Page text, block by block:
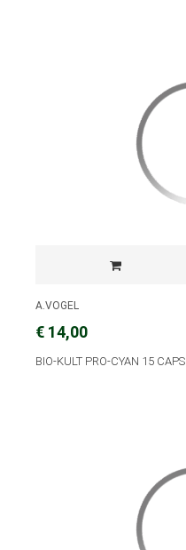
A.VOGEL
€ 14,00
BIO-KULT PRO-CYAN 15 CAPS